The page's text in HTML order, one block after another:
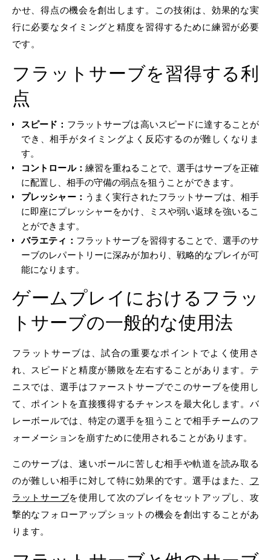
かせ、得点の機会を創出します。この技術は、効果的な実
行に必要なタイミングと精度を習得するために練習が必要
です。
フラットサーブを習得する利
点
スピード： フラットサーブは高いスピードに達することが
でき、相手がタイミングよく反応するのが難しくなりま
す。
コントロール： 練習を重ねることで、選手はサーブを正確
に配置し、相手の守備の弱点を狙うことができます。
プレッシャー： うまく実行されたフラットサーブは、相手
に即座にプレッシャーをかけ、ミスや弱い返球を強いるこ
とができます。
バラエティ： フラットサーブを習得することで、選手のサ
ーブのレパートリーに深みが加わり、戦略的なプレイが可
能になります。
ゲームプレイにおけるフラッ
トサーブの一般的な使用法
フラットサーブは、試合の重要なポイントでよく使用さ
れ、スピードと精度が勝敗を左右することがあります。テ
ニスでは、選手はファーストサーブでこのサーブを使用し
て、ポイントを直接獲得するチャンスを最大化します。バ
レーボールでは、特定の選手を狙うことで相手チームのフ
ォーメーションを崩すために使用されることがあります。
このサーブは、速いボールに苦しむ相手や軌道を読み取る
のが難しい相手に対して特に効果的です。選手はまた、 フ
ラットサーブを使用して次のプレイをセットアップし、攻
撃的なフォローアップショットの機会を創出することがあ
ります。